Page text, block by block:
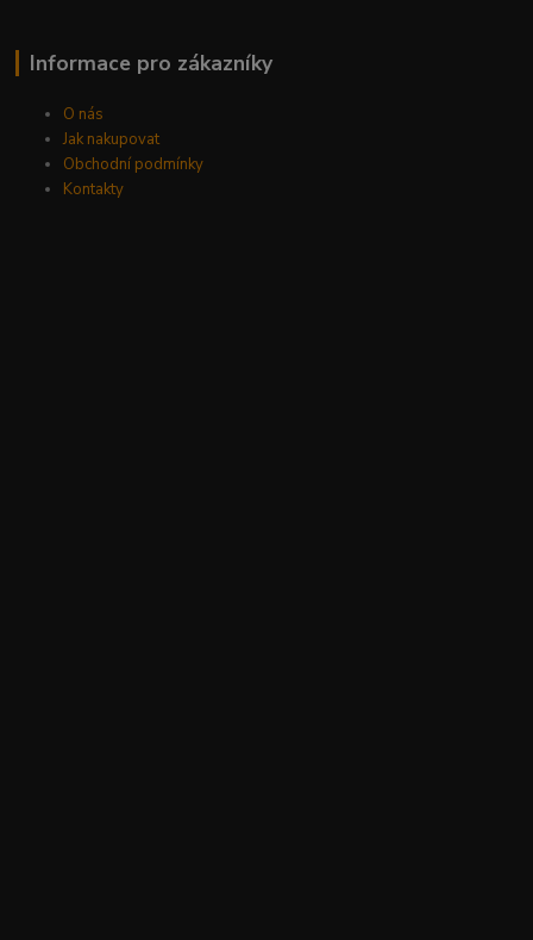
Informace pro zákazníky
O nás
Jak nakupovat
Obchodní podmínky
Kontakty